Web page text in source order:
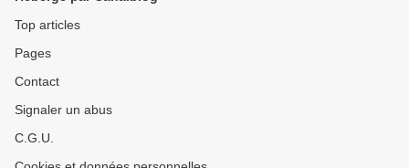
Top articles
Pages
Contact
Signaler un abus
C.G.U.